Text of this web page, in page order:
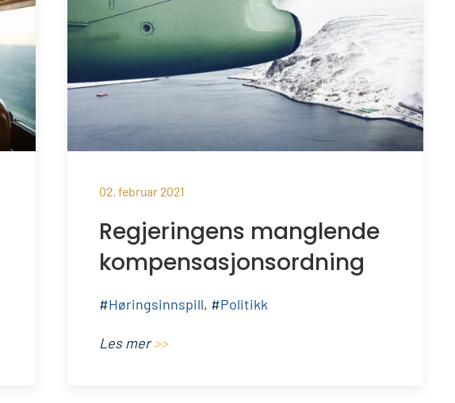
02. februar 2021
Regjeringens manglende
kompensasjonsordning
#Høringsinnspill, #Politikk
Les mer>>